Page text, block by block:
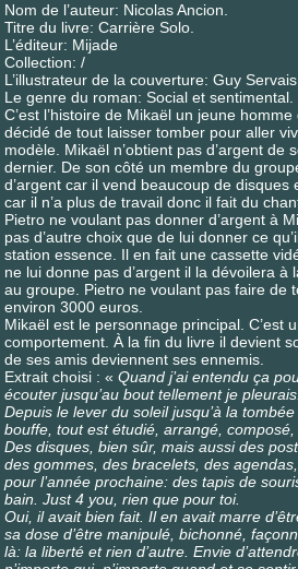
Nom de l’auteur: Nicolas Ancion.
Titre du livre: Carrière Solo.
L’éditeur: Mijade
Collection: /
L’illustrateur de la couverture: Guy Servais.
Le genre du roman: Social et sentimental.
C’est l’histoire de Mikaël un jeune
décidé de tout laisser tomber pour aller
modèle. Mikaël n’obtient pas d’argent
dernier. De son côté un membre du
d’argent car il vend beaucoup de
car il n’a plus de travail donc il fait du
Pietro ne voulant pas donner d’argent à
pas d’autre choix que de lui donner ce
station essence. Il en fait une cassette
ne lui donne pas d’argent il la dévoilera
au groupe. Pietro ne voulant pas faire de
environ 3000 euros.
Mikaël est le personnage principal. C’est
comportement. À la fin du livre il devient
de ses amis deviennent ses ennemis.
Extrait choisi : « Quand j’ai entendu ça
écouter jusqu’au bout tellement je
Depuis le lever du soleil jusqu’à la
bouffe, tout est étudié, arrangé,
Des disques, bien sûr, mais aussi des
des gommes, des bracelets, des
pour l’année prochaine: des tapis de
bain. Just 4 you, rien que pour toi.
Oui, il avait bien fait. Il en avait marre
sa dose d’être manipulé, bichonné,
là: la liberté et rien d’autre. Envie